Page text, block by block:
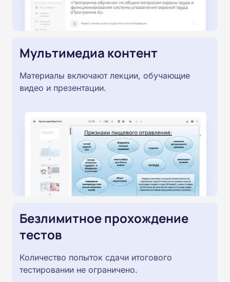
Мультимедиа контент
Материалы включают лекции, обучающие
видео и презентации.
Безлимитное прохождение
тестов
Количество попыток сдачи итогового
тестировании не ограничено.